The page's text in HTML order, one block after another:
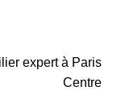
expert à Paris
Centre